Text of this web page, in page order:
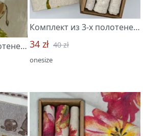
Комплект из 3-х полотенец 45*60 "Усадьба-3"
Комплект из 3-х полотенец 45*60 "Весенние краски new-3"
34 zł 40 zł
onesize